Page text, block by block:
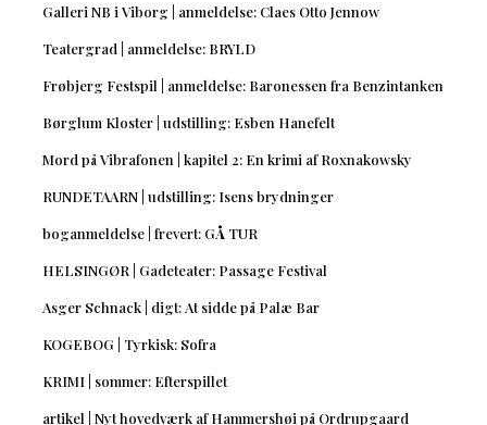
Galleri NB i Viborg | anmeldelse: Claes Otto Jennow
Teatergrad | anmeldelse: BRYLD
Frøbjerg Festspil | anmeldelse: Baronessen fra Benzintanken
Børglum Kloster | udstilling: Esben Hanefelt
Mord på Vibrafonen | kapitel 2: En krimi af Roxnakowsky
RUNDETAARN | udstilling: Isens brydninger
boganmeldelse | frevert: GÅ TUR
HELSINGØR | Gadeteater: Passage Festival
Asger Schnack | digt: At sidde på Palæ Bar
KOGEBOG | Tyrkisk: Sofra
KRIMI | sommer: Efterspillet
artikel | Nyt hovedværk af Hammershøi på Ordrupgaard